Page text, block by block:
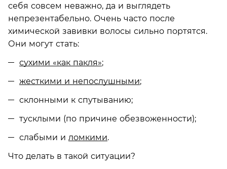
себя совсем неважно, да и выглядеть
непрезентабельно. Очень часто после
химической завивки волосы сильно портятся.
Они могут стать:
сухими «как пакля»;
жесткими и непослушными;
склонными к спутыванию;
тусклыми (по причине обезвоженности);
слабыми и ломкими.
Что делать в такой ситуации?